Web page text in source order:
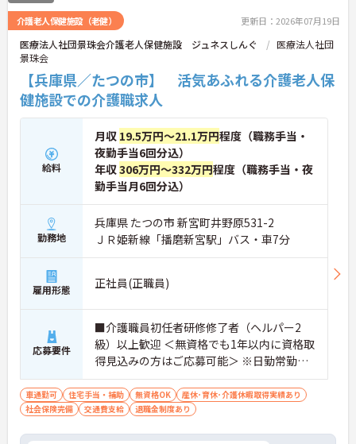
介護老人保健施設（老健） 更新日：2026年07月19日
医療法人社団景珠会介護老人保健施設 ジュネスしんぐ
医療法人社団
景珠会
【兵庫県／たつの市】 活気あふれる介護老人保
健施設での介護職求人
給料
月収 19.5万円～21.1万円程度（職務手当・
夜勤手当6回分込）
年収306万円～332万円程度（職務手当・夜
勤手当月6回分込）
勤務地
兵庫県 たつの市 新宮町井野原531-2
ＪＲ姫新線「播磨新宮駅」バス・車7分
雇用形態 正社員(正職員)
応募要件
■介護職員初任者研修修了者（ヘルパー2
級）以上歓迎 ＜無資格でも1年以内に資格取
得見込みの方はご応募可能＞ ※日勤常勤も
相談可 ※資格のない方は、採用後1年以内に
自己負担で介護ヘルパー初任者研修コース
を受講していただきます。
車通勤可 住宅手当・補助 無資格OK
産休･育休･介護休暇取得実績あり
社会保険完備
交通費支給 退職金制度あり